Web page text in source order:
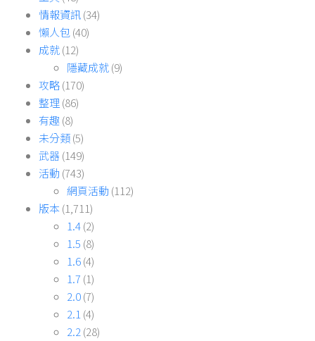
情報資訊(34)
懶人包(40)
成就(12)
隱藏成就(9)
攻略(170)
整理(86)
有趣(8)
未分類(5)
武器(149)
活動 (743)
網頁活動 (112)
版本 (1,711)
1.4(2)
1.5 (8)
1.6(4)
1.7 (1)
2.0(7)
2.1(4)
2.2(28)